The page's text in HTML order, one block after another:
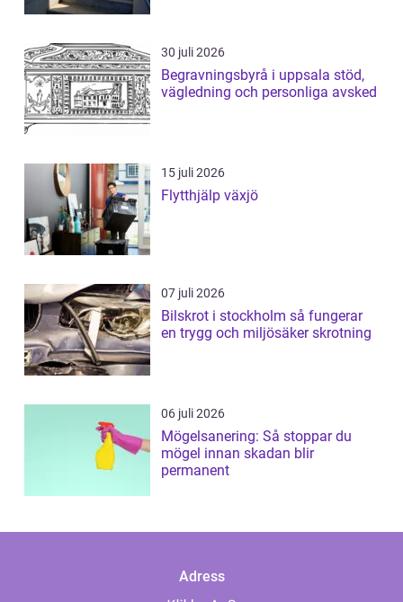
30 juli 2026
Begravningsbyrå i uppsala stöd,
vägledning och personliga avsked
15 juli 2026
Flytthjälp växjö
07 juli 2026
Bilskrot i stockholm så fungerar
en trygg och miljösäker skrotning
06 juli 2026
Mögelsanering: Så stoppar du
mögel innan skadan blir
permanent
Adress